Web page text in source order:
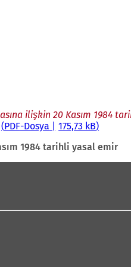
ilişkin 20 Kasım 1984
PDF-Dosya 175,73 kB
1984 tarihli yasal emir